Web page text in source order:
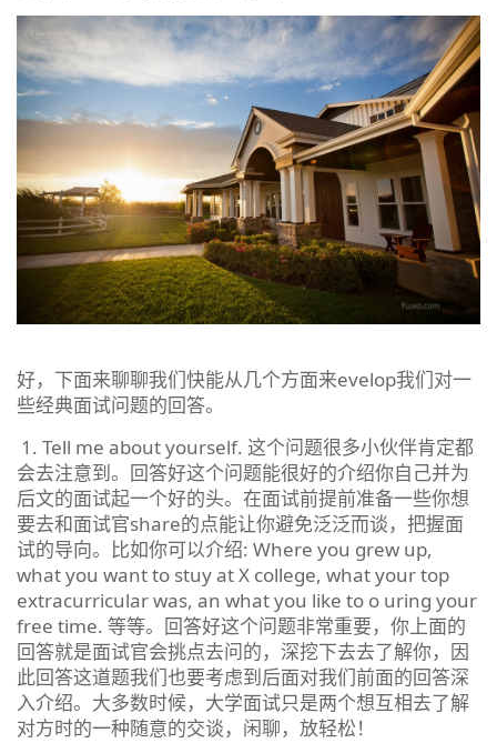
好，下面来聊聊我们快能从几个方面来evelop我们对一
些经典面试问题的回答。
1. Tell me about yourself. 这个问题很多小伙伴肯定都
会去注意到。回答好这个问题能很好的介绍你自己并为
后文的面试起一个好的头。在面试前提前准备一些你想
要去和面试官share的点能让你避免泛泛而谈，把握面
试的导向。比如你可以介绍: Where you grew up,
what you want to stuy at X college, what your top
extracurricular was, an what you like to o uring your
free time. 等等。回答好这个问题非常重要，你上面的
回答就是面试官会挑点去问的，深挖下去去了解你，因
此回答这道题我们也要考虑到后面对我们前面的回答深
入介绍。大多数时候，大学面试只是两个想互相去了解
对方时的一种随意的交谈，闲聊，放轻松！